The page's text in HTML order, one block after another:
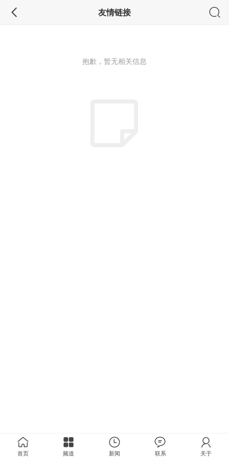
友情链接
抱歉，暂无相关信息
首页 频道 新闻 联系 关于